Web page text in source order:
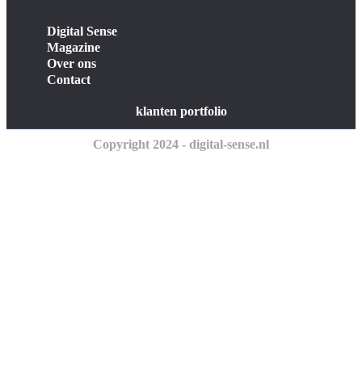
Digital Sense
Magazine
Over ons
Contact
klanten portfolio
Copyright 2024 - digital-sense.nl